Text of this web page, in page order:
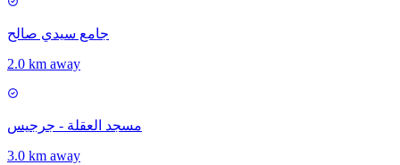
جامع سيدي صالح
2.0 km away
مسجد العقلة - جرجيس
3.0 km away